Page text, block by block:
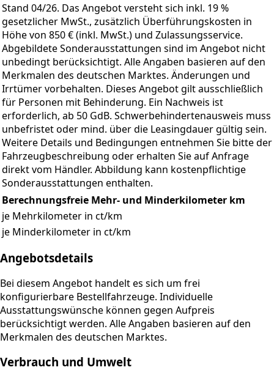
Stand 04/26. Das Angebot versteht sich inkl. 19 %
gesetzlicher MwSt., zusätzlich Überführungskosten in
Höhe von 850 € (inkl. MwSt.) und Zulassungsservice.
Abgebildete Sonderausstattungen sind im Angebot nicht
unbedingt berücksichtigt. Alle Angaben basieren auf den
Merkmalen des deutschen Marktes. Änderungen und
Irrtümer vorbehalten. Dieses Angebot gilt ausschließlich
für Personen mit Behinderung. Ein Nachweis ist
erforderlich, ab 50 GdB. Schwerbehindertenausweis muss
unbefristet oder mind. über die Leasingdauer gültig sein.
Weitere Details und Bedingungen entnehmen Sie bitte der
Fahrzeugbeschreibung oder erhalten Sie auf Anfrage
direkt vom Händler. Abbildung kann kostenpflichtige
Sonderausstattungen enthalten.
Berechnungsfreie Mehr- und Minderkilometer km
je Mehrkilometer in ct/km
je Minderkilometer in ct/km
Angebotsdetails
Bei diesem Angebot handelt es sich um frei
konfigurierbare Bestellfahrzeuge. Individuelle
Ausstattungswünsche können gegen Aufpreis
berücksichtigt werden. Alle Angaben basieren auf den
Merkmalen des deutschen Marktes.
Verbrauch und Umwelt